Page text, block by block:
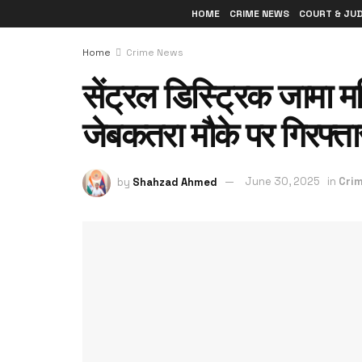
HOME CRIME NEWS COURT &
Home Crime News
सेंट्रल डिस्ट्रिक जामा
जेबकतरा मौके पर
by Shahzad Ahmed June 30, 2025 in